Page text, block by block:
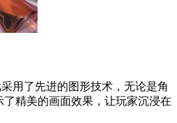
用了先进的图形技术，无论是角
精美的画面效果，让玩家沉浸在